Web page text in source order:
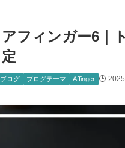
アフィンガー6｜
定
ブログ ブログテーマ Affinger